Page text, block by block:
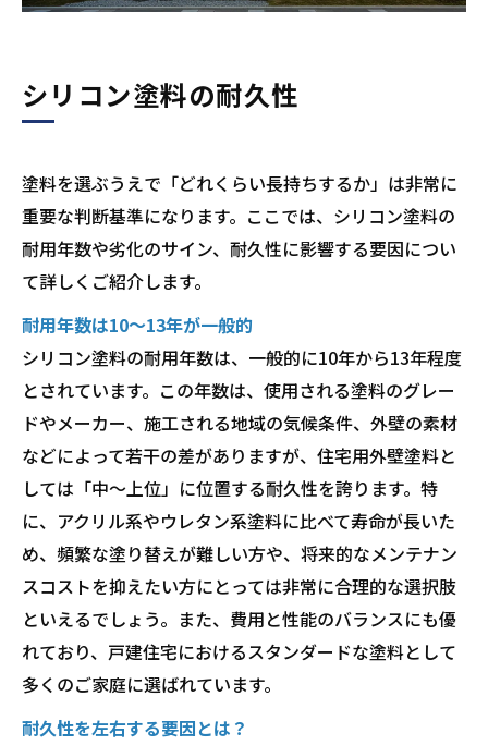
シリコン塗料の耐久性
塗料を選ぶうえで「どれくらい長持ちするか」は非常に
重要な判断基準になります。ここでは、シリコン塗料の
耐用年数や劣化のサイン、耐久性に影響する要因につい
て詳しくご紹介します。
耐用年数は10〜13年が一般的
シリコン塗料の耐用年数は、一般的に10年から13年程度
とされています。この年数は、使用される塗料のグレー
ドやメーカー、施工される地域の気候条件、外壁の素材
などによって若干の差がありますが、住宅用外壁塗料と
しては「中〜上位」に位置する耐久性を誇ります。特
に、アクリル系やウレタン系塗料に比べて寿命が長いた
め、頻繁な塗り替えが難しい方や、将来的なメンテナン
スコストを抑えたい方にとっては非常に合理的な選択肢
といえるでしょう。また、費用と性能のバランスにも優
れており、戸建住宅におけるスタンダードな塗料として
多くのご家庭に選ばれています。
耐久性を左右する要因とは？